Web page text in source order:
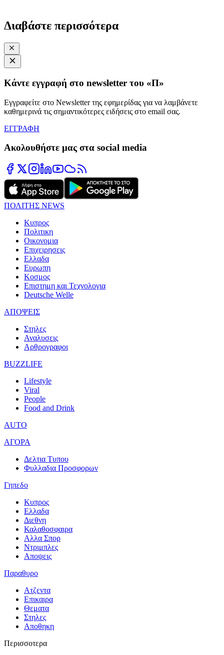
Διαβάστε περισσότερα
Κάντε εγγραφή στο newsletter του «Π»
Εγγραφείτε στο Newsletter της εφημερίδας για να λαμβάνετε
καθημερινά τις σημαντικότερες ειδήσεις στο email σας.
ΕΓΓΡΑΦΗ
Ακολουθήστε μας στα social media
ΠΟΛΙΤΗΣ NEWS
Κυπρος
Πολιτικη
Οικονομια
Επιχειρησεις
Ελλαδα
Ευρωπη
Κοσμος
Επιστημη και Τεχνολογια
Deutsche Welle
ΑΠΟΨΕΙΣ
Στηλες
Αναλυσεις
Αρθρογραφοι
BUZZLIFE
Lifestyle
Viral
People
Food and Drink
AUTO
ΑΓΟΡΑ
Δελτια Τυπου
Φυλλαδια Προσφορων
Γηπεδο
Κυπρος
Ελλαδα
Διεθνη
Καλαθοσφαιρα
Αλλα Σπορ
Ντριμπλες
Αποψεις
Παραθυρο
Ατζεντα
Επικαιρα
Θεματα
Στηλες
Αποθηκη
Περισσοτερα